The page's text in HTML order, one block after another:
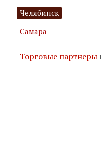
данных
Челябинск
Самара
Торговые партнеры